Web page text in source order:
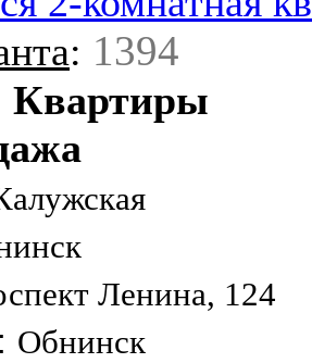
: 1394
Квартиры
Ленина, 124
Обнинск